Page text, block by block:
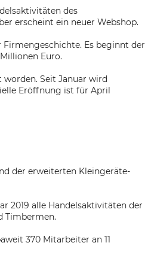
des
erscheint ein neuer Webshop.
Es beginnt der
Euro.
worden. Seit Januar wird
Eröffnung ist für April
der erweiterten Kleingeräte-
2019 alle Handelsaktivitäten der
Timbermen.
370 Mitarbeiter an 11